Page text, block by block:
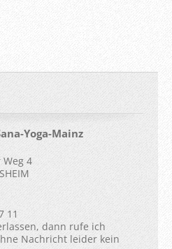
Yoga-Mainz
4
11
dann rufe ich
Nachricht leider kein